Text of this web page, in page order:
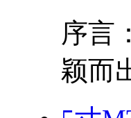
序言
颖而